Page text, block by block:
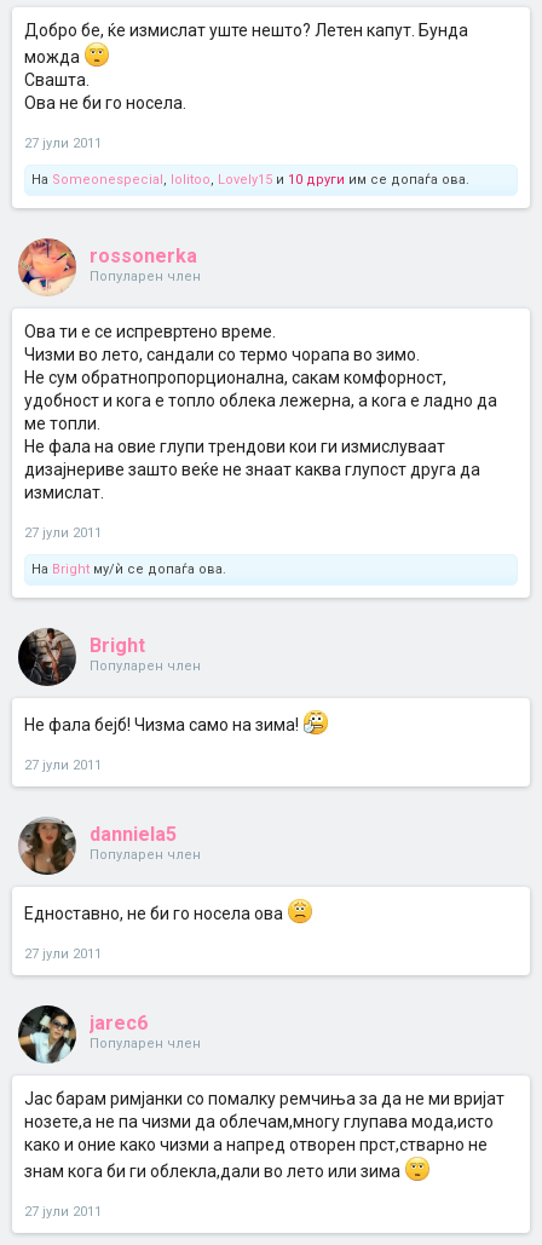
Добро бе, ќе измислат уште нешто? Летен капут. Бунда
можда
Свашта.
Ова не би го носела.
27 јули 2011
На Someonespecial, lolitoo, Lovely15 и 10 други им се допаѓа ова.
rossonerka
Популарен член
Ова ти е се испревртено време.
Чизми во лето, сандали со термо чорапа во зимо.
Не сум обратнопропорционална, сакам комфорност,
удобност и кога е топло облека лежерна, а кога е ладно да
ме топли.
Не фала на овие глупи трендови кои ги измислуваат
дизајнериве зашто веќе не знаат каква глупост друга да
измислат.
27 јули 2011
На Bright му/ѝ се допаѓа ова.
Bright
Популарен член
Не фала бејб! Чизма само на зима!
27 јули 2011
danniela5
Популарен член
Едноставно, не би го носела ова
27 јули 2011
jarec6
Популарен член
Јас барам римјанки со помалку ремчиња за да не ми вријат
нозете,а не па чизми да облечам,многу глупава мода,исто
како и оние како чизми а напред отворен прст,стварно не
знам кога би ги облекла,дали во лето или зима
27 јули 2011